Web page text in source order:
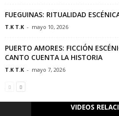
FUEGUINAS: RITUALIDAD
T.K T.K - mayo 10, 2026
PUERTO AMORES: FICCIÓN
CANTO CUENTA LA HISTORIA
T.K T.K - mayo 7, 2026
VIDEOS